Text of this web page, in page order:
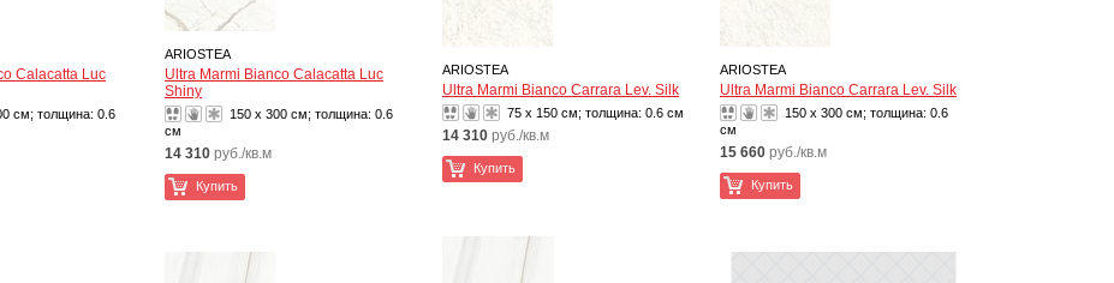
Calacatta Luc
см; толщина: 0.6
ARIOSTEA
Ultra Marmi Bianco Calacatta Luc
Shiny
150 x 300 см; толщина: 0.6
см
14 310 руб./кв.м
Купить
ARIOSTEA
Ultra Marmi Bianco Carrara Lev. Silk
75 x 150 см; толщина: 0.6 см
14 310 руб./кв.м
Купить
ARIOSTEA
Ultra Marmi Bianco Carrara Lev. Silk
150 x 300 см; толщина: 0.6
см
15 660 руб./кв.м
Купить